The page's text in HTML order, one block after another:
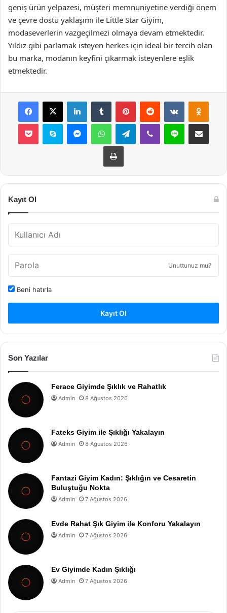
geniş ürün yelpazesi, müşteri memnuniyetine verdiği önem
ve çevre dostu yaklaşımı ile Little Star Giyim,
modaseverlerin vazgeçilmezi olmaya devam etmektedir.
Yıldız gibi parlamak isteyen herkes için ideal bir tercih olan
bu marka, modanın keyfini çıkarmak isteyenlere eşlik
etmektedir.
Facebook
X LinkedInTumblr PinterestReddit VKontakte
Pocket Skype MessengerWhatsAppTelegramViber Line E-Posta ile
Yazdır
Kayıt Ol
Unuttunuz mu?
Beni hatırla
Kayıt Ol
Son Yazılar
Ferace Giyimde Şıklık ve Rahatlık
Admin 8 Ağustos 2026
Fateks Giyim ile Şıklığı Yakalayın
Admin 8 Ağustos 2026
Fantazi Giyim Kadın: Şıklığın ve Cesaretin
Buluştuğu Nokta
Admin 7 Ağustos 2026
Evde Rahat Şık Giyim ile Konforu Yakalayın
Admin 7 Ağustos 2026
Ev Giyimde Kadın Şıklığı
Admin 7 Ağustos 2026